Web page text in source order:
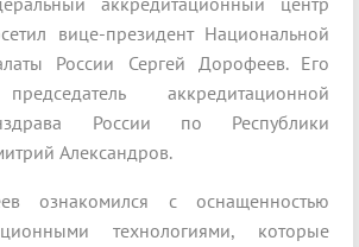
вице-президент Национальной
России Сергей Дорофеев. Его
аккредитационной
России по Республики
Александров.
ознакомился с оснащенностью
технологиями, которые